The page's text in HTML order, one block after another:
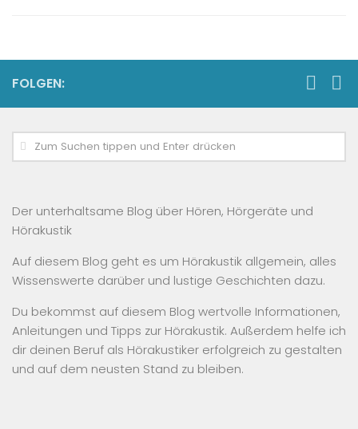
FOLGEN:
Der unterhaltsame Blog über Hören, Hörgeräte und
Hörakustik
Auf diesem Blog geht es um Hörakustik allgemein, alles
Wissenswerte darüber und lustige Geschichten dazu.
Du bekommst auf diesem Blog wertvolle Informationen,
Anleitungen und Tipps zur Hörakustik. Außerdem helfe ich
dir deinen Beruf als Hörakustiker erfolgreich zu gestalten
und auf dem neusten Stand zu bleiben.